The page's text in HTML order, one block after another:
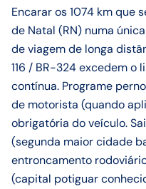
Encarar os 1074 km que
de Natal (RN) numa
de viagem de longa
116 / BR-324 excedem o
contínua. Programe
de motorista (quando
obrigatória do veículo.
(segunda maior cidade
entroncamento
(capital potiguar